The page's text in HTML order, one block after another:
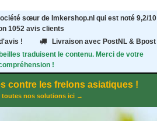
sœur de Imkershop.nl qui est noté 9,2/10
1052 avis clients
!
Livraison avec PostNL & Bpost
traduisent le contenu. Merci de votre
!
contre les frelons asiatiques !
toutes nos solutions ici →